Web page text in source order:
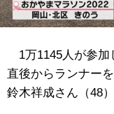
1万1145人が参加
直後からランナー
鈴木祥成さん（48）